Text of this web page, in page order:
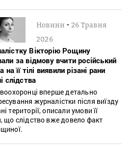
Новини -26 Травня
2026
Вікторію Рощину
за відмову вчити російський
на її тілі виявили різані рани
слідства
вперше детально
журналістки після виїзду
території, описали умови її
що слідство вже довело факт